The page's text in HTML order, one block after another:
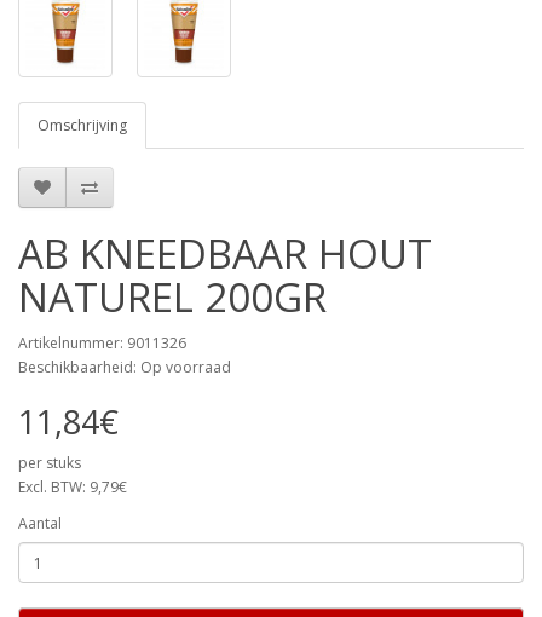
Omschrijving
AB KNEEDBAAR HOUT
NATUREL 200GR
Artikelnummer: 9011326
Beschikbaarheid: Op voorraad
11,84€
per stuks
Excl. BTW: 9,79€
Aantal